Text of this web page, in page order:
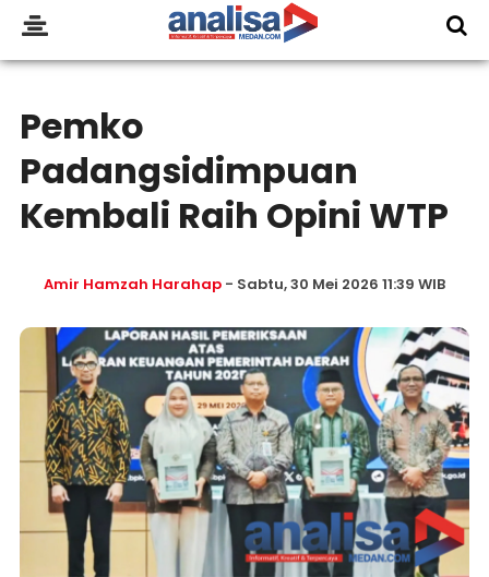
Pemko
Padangsidimpuan
Kembali Raih Opini WTP
Amir Hamzah Harahap- Sabtu, 30 Mei 2026 11:39 WIB